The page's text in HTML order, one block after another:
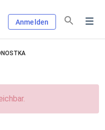
Anmelden